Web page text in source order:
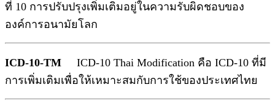
ที่ 10 การปรับปรุงเพิ่มเติมอยู่ในความรับผิดชอบของ
องค์การอนามัยโลก
ICD-10-TM ICD-10 Thai Modification คือ ICD-10 ที่มี
การเพิ่มเติมเพื่อให้เหมาะสมกับการใช้ของประเทศไทย